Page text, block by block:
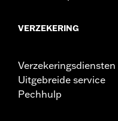
VERZEKERING
Verzekeringsdiensten
Uitgebreide service
Pechhulp